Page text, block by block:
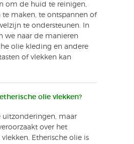
om de huid te reinigen,
te maken, te ontspannen of
te ondersteunen. In
we naar de manieren
olie kleding en andere
of vlekken kan
olie vlekken?
uitzonderingen, maar
over het
Etherische olie is